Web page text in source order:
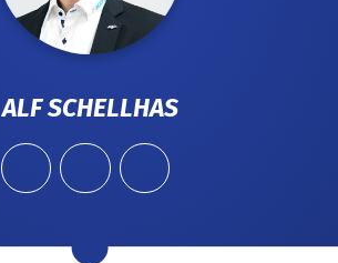
ALF SCHELLHAS
nach oben